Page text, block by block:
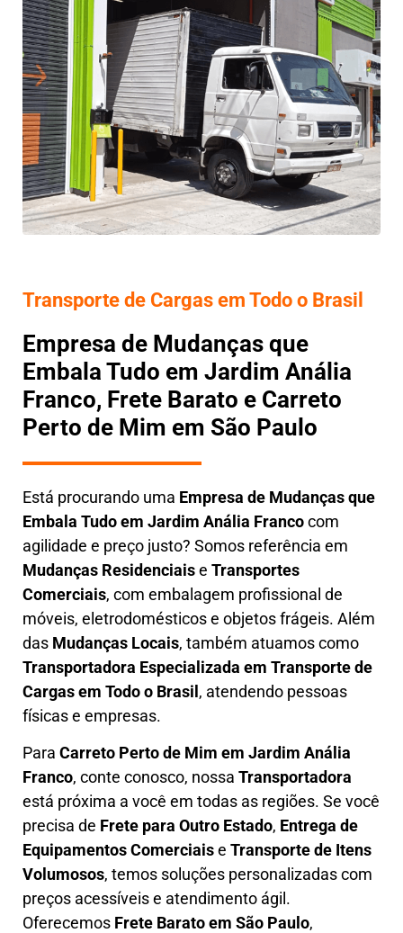
Transporte de Cargas em Todo o Brasil
Empresa de Mudanças que
Embala Tudo em Jardim Anália
Franco, Frete Barato e Carreto
Perto de Mim em São Paulo
Está procurando uma Empresa de Mudanças que
Embala Tudo em Jardim Anália Francocom
agilidade e preço justo? Somos referência em
Mudanças Residenciaise Transportes
Comerciais, com embalagem profissional de
móveis, eletrodomésticos e objetos frágeis. Além
das Mudanças Locais, também atuamos como
Transportadora Especializada em Transporte de
Cargas em Todo o Brasil, atendendo pessoas
físicas e empresas.
Para Carreto Perto de Mim em Jardim Anália
Franco, conte conosco, nossa Transportadora
está próxima a você em todas as regiões. Se você
precisa de Frete para Outro Estado, Entrega de
Equipamentos Comerciaise Transporte de Itens
Volumosos, temos soluções personalizadas com
preços acessíveis e atendimento ágil .
Oferecemos Frete Baratoem São Paulo,